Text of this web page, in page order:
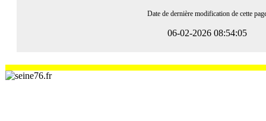
Date de dernière modification de cette
06-02-2026 08:54:05